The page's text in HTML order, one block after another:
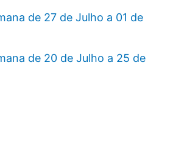
de 27 de Julho a 01 de
de 20 de Julho a 25 de